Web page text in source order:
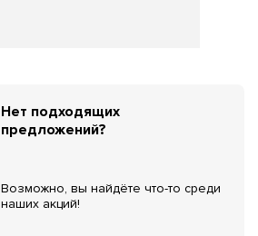
Нет подходящих
предложений?
Возможно, вы найдёте что-то среди
наших акций!